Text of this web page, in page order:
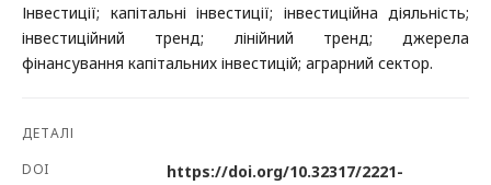
Інвестиції; капітальні інвестиції; інвестиційна діяльність;
інвестиційний тренд; лінійний тренд; джерела
фінансування капітальних інвестицій; аграрний сектор.
ДЕТАЛІ
DOI
https://doi.org/10.32317/2221-